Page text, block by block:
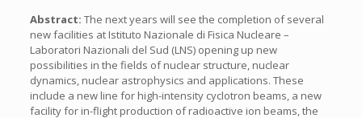
Abstract: The next years will see the completion of several
new facilities at Istituto Nazionale di Fisica Nucleare –
Laboratori Nazionali del Sud (LNS) opening up new
possibilities in the fields of nuclear structure, nuclear
dynamics, nuclear astrophysics and applications. These
include a new line for high-intensity cyclotron beams, a new
facility for in-flight production of radioactive ion beams, the